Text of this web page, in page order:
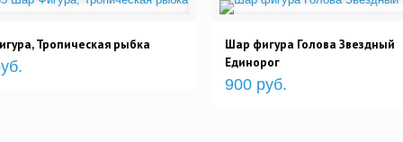
Тропическая рыбка
Шар фигура Голова Звездный
Единорог
900 руб.